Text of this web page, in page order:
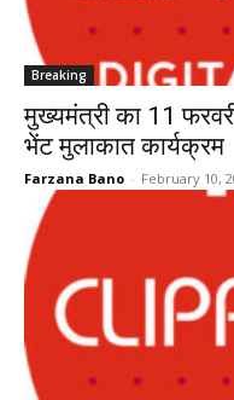
Breaking
मुख्यमंत्री का 11
भेंट मुलाकात कार्यक्रम
Farzana Bano - February 10,